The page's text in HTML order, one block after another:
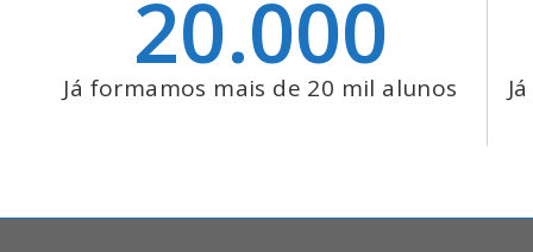
Já formamos mais de 20 mil alunos
20.000